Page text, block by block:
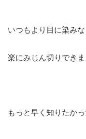
いつもより目に染みな
楽にみじん切りでき
もっと早く知りたかっ